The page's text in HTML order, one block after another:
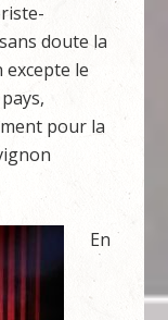
doute la
excepte le
pour la
En